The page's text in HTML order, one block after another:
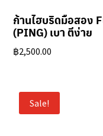
ก้านไฮบริดมือสอง
(PING) เบา ตีง่าย
฿2,500.00
Sale!